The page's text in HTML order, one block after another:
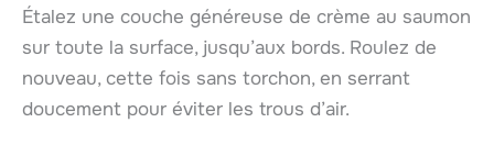
Étalez une couche généreuse de crème au saumon
sur toute la surface, jusqu’aux bords. Roulez de
nouveau, cette fois sans torchon, en serrant
doucement pour éviter les trous d’air.